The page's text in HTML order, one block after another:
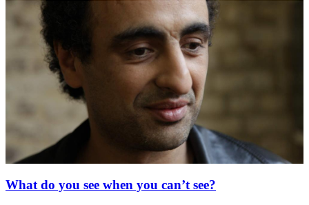
What do you see when you can’t see?